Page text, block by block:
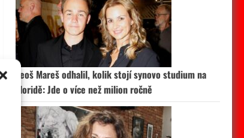
Leoš Mareš odhalil, kolik stojí synovo studium na
Floridě: Jde o více než milion ročně